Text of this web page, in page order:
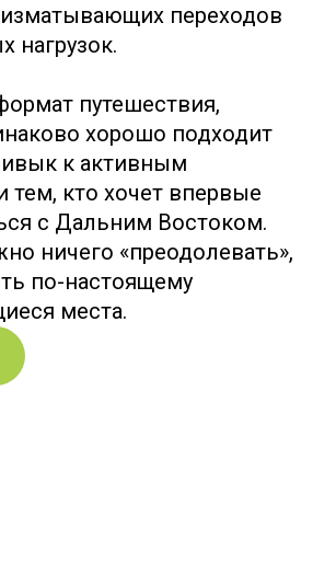
переходов
нагрузок.
путешествия,
хорошо подходит
к активным
тем, кто хочет впервые
с Дальним Востоком.
ничего «преодолевать»,
по-настоящему
места.